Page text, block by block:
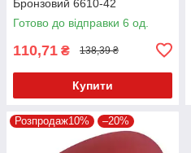
Бронзовий 6610-42
Готово до відправки 6 од.
110,71 ₴ 138,39 ₴
Купити
Розпродаж10% –20%